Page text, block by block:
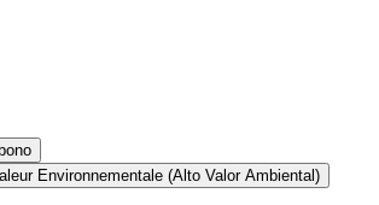
Valeur Environnementale (Alto Valor Ambiental)